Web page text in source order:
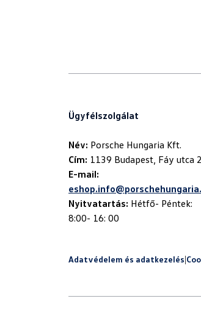
Ügyfélszolgálat
Név:
Cím:
E-mail:
Nyitvatartás: Hétfő- Péntek:
8:00- 16: 00
Adatvédelem és adatkezelés|